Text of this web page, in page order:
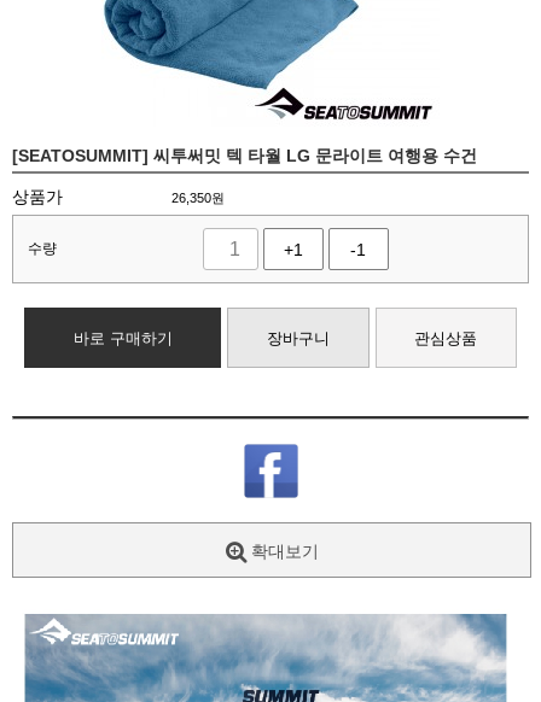
[SEATOSUMMIT] 씨투써밋 텍 타월 LG 문라이트 여행용 수건
상품가 26,350원
수량 +1 -1
바로 구매하기 장바구니 관심상품
확대보기